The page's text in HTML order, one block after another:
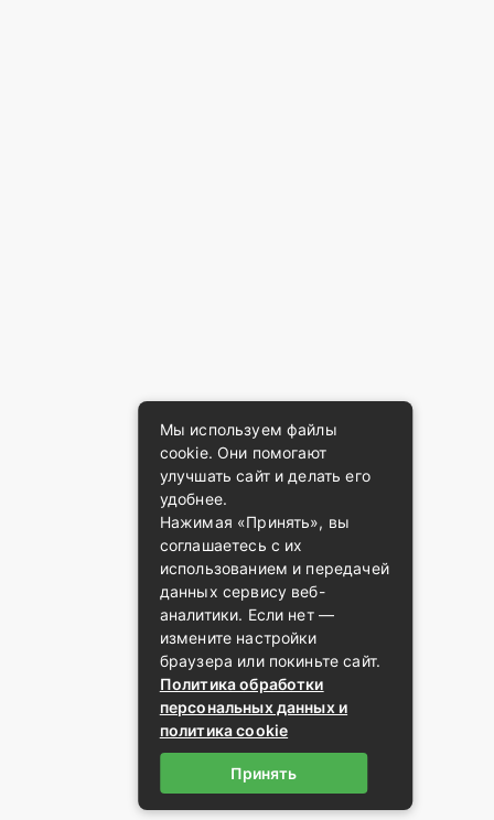
Мы используем файлы
cookie. Они помогают
улучшать сайт и делать его
удобнее.
Нажимая «Принять», вы
соглашаетесь с их
использованием и передачей
данных сервису веб-
аналитики. Если нет —
измените настройки
браузера или покиньте сайт.
Политика обработки
персональных данных и
политика cookie
Принять